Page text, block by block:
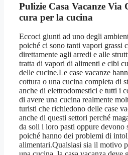
Pulizie Casa Vacanze Via
cura per la cucina
Eccoci giunti ad uno degli
poiché ci sono tanti vapori grassi
direttamente agli arredi e alle
tratta di vapori di alimenti e cibi
delle cucine.Le case vacanze
cottura o una cucina completa di
anche di elettrodomestici e tutti i
di avere una cucina realmente
turisti che richiedono delle case
anche di questi settori perché
da soli i loro pasti oppure devono
poiché hanno dei problemi di
alimentari.Qualsiasi sia il motivo